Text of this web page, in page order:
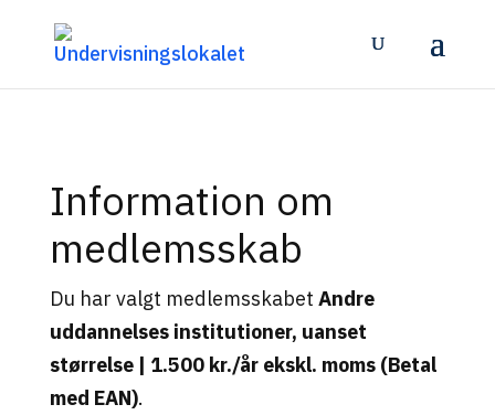
Information om
medlemsskab
Du har valgt medlemsskabet Andre
uddannelses institutioner, uanset
størrelse | 1.500 kr./år ekskl. moms (Betal
med EAN).